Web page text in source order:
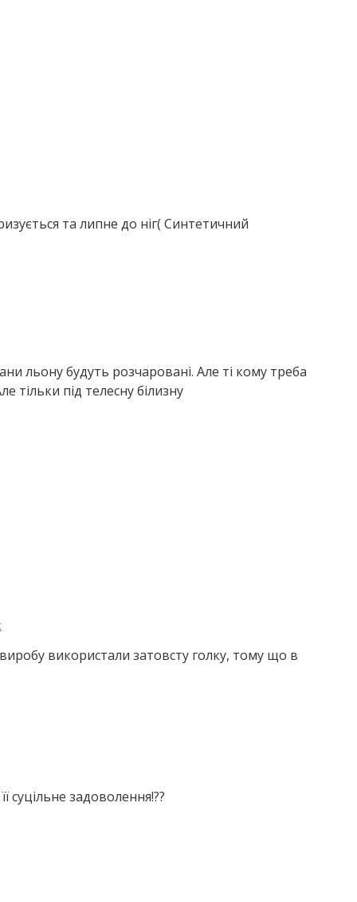
та липне до ніг( Синтетичний
льону будуть розчаровані. Але ті кому треба
тільки під телесну білизну
використали затовсту голку, тому що в
суцільне задоволення!??